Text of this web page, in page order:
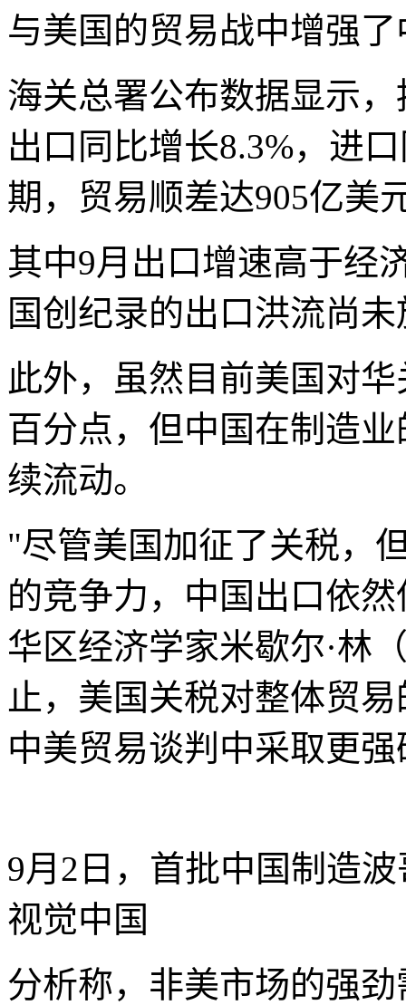
与美国的贸易战中增强
海关总署公布数据显示
出口同比增长8.3%，进
期，贸易顺差达905亿美
其中9月出口增速高于经
国创纪录的出口洪流尚
此外，虽然目前美国对
百分点，但中国在制造
续流动。
"尽管美国加征了关税，
的竞争力，中国出口依
华区经济学家米歇尔·林
止，美国关税对整体贸
中美贸易谈判中采取更
9月2日，首批中国制造
视觉中国
分析称，非美市场的强